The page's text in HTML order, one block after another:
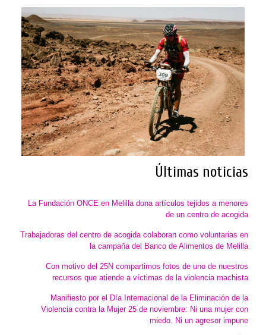
Últimas noticias
La Fundación ONCE en Melilla dona artículos tejidos a menores
de un centro de acogida
Trabajadoras del centro de acogida colaboran como voluntarias en
la campaña del Banco de Alimentos de Melilla
Con motivo del 25N compartimos fotos de uno de nuestros
recursos que atiende a víctimas de la violencia machista
Manifiesto por el Día Internacional de la Eliminación de la
Violencia contra la Mujer 25 de noviembre: Ni una mujer con
miedo. Ni un agresor impune